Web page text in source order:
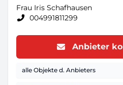
Frau Iris Schafhausen
004991811299
Anbieter
alle Objekte d. Anbieters